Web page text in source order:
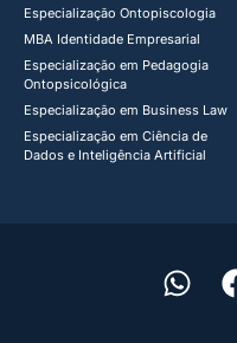
Especialização Ontopiscologia ​
MBA Identidade Empresarial​
Especialização em Pedagogia
Ontopsicológica​
Especialização em Business Law
Especialização em Ciência de
Dados e Inteligência Artificial